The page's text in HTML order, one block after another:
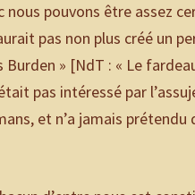
pouvons être assez
pas non plus créé un
Burden » [NdT : « Le
pas intéressé par
et n’a jamais